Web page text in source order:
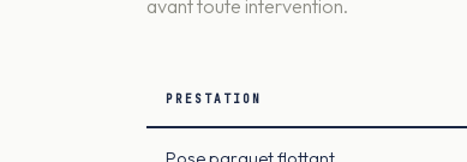
avant toute intervention.
PRESTATION